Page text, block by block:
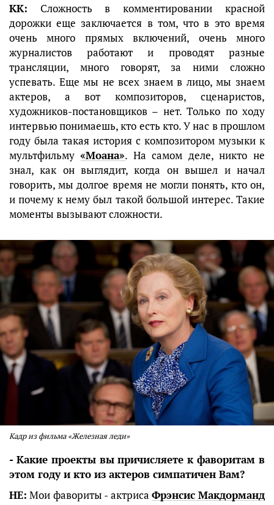
КК: Сложность в комментировании красной
дорожки еще заключается в том, что в это время
очень много прямых включений, очень много
журналистов работают и проводят разные
трансляции, много говорят, за ними сложно
успевать. Еще мы не всех знаем в лицо, мы знаем
актеров, а вот композиторов, сценаристов,
художников-постановщиков – нет. Только по ходу
интервью понимаешь, кто есть кто. У нас в прошлом
году была такая история с композитором музыки к
мультфильму«Моана». На самом деле, никто не
знал, как он выглядит, когда он вышел и начал
говорить, мы долгое время не могли понять, кто он,
и почему к нему был такой большой интерес. Такие
моменты вызывают сложности.
Кадр из фильма «Железная леди»
- Какие проекты вы причисляете к фаворитам в
этом году и кто из актеров симпатичен Вам?
НЕ: Мои фавориты - актриса Фрэнсис Макдорманд